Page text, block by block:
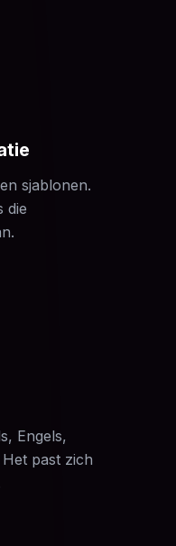
sjablonen.
die
Engels,
past zich